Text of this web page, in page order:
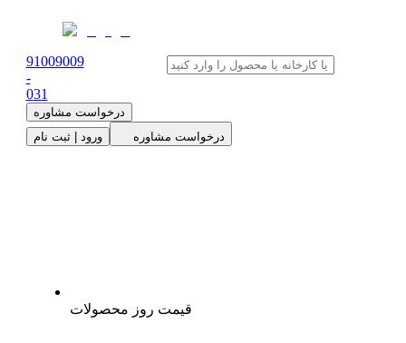
91009009
-
031
درخواست مشاوره
ورود | ثبت نام
درخواست مشاوره
قیمت روز محصولات